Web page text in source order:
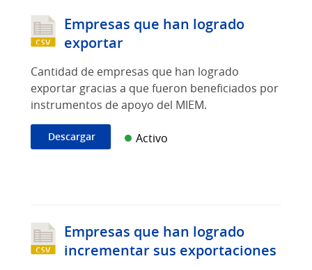
Empresas que han logrado
exportar
Cantidad de empresas que han logrado
exportar gracias a que fueron beneficiados por
instrumentos de apoyo del MIEM.
Descargar Activo
Empresas que han logrado
incrementar sus exportaciones